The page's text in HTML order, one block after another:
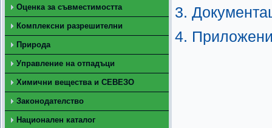
Оценка за съвместимостта
Комплексни разрешителни
Природа
Управление на отпадъци
Химични вещества и СЕВЕЗО
Законодателство
Национален каталог
3.
4.